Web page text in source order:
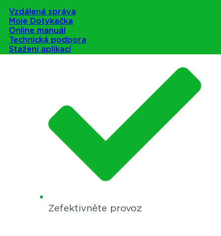
Vzdálená správa
Moje Dotykačka
Online manuál
Technická podpora
Stažení aplikací
Ušetřete čas
Zefektivněte provoz